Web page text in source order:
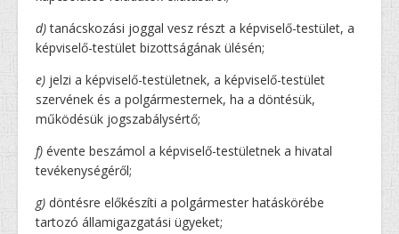
d)tanácskozási joggal vesz részt a képviselő-testület, a
képviselő-testület bizottságának ülésén;
e) jelzi a képviselő-testületnek, a képviselő-testület
szervének és a polgármesternek, ha a döntésük,
működésük jogszabálysértő;
f) évente beszámol a képviselő-testületnek a hivatal
tevékenységéről;
g) döntésre előkészíti a polgármester hatáskörébe
tartozó államigazgatási ügyeket;